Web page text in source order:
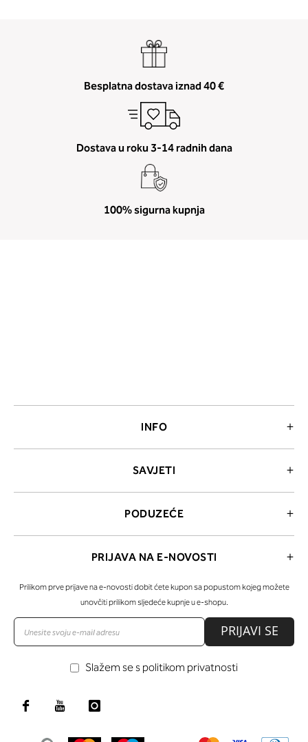
Besplatna dostava iznad 40 €
Dostava u roku 3-14 radnih dana
100% sigurna kupnja
INFO
SAVJETI
PODUZEĆE
PRIJAVA NA E-NOVOSTI
Prilikom prve prijave na e-novosti dobit ćete kupon sa popustom kojeg možete
unovčiti prilikom sljedeće kupnje u e-shopu.
PRIJAVI SE
Slažem se s politikom privatnosti